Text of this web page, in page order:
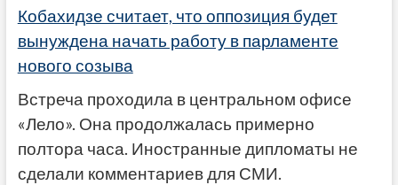
Кобахидзе считает, что оппозиция будет
вынуждена начать работу в парламенте
нового созыва
Встреча проходила в центральном офисе
«Лело». Она продолжалась примерно
полтора часа. Иностранные дипломаты не
сделали комментариев для СМИ.